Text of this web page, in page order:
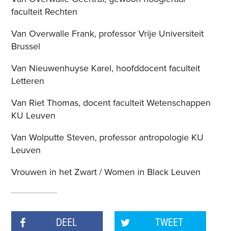
faculteit Rechten
Van Overwalle Frank, professor Vrije Universiteit
Brussel
Van Nieuwenhuyse Karel, hoofddocent faculteit
Letteren
Van Riet Thomas, docent faculteit Wetenschappen
KU Leuven
Van Wolputte Steven, professor antropologie KU
Leuven
Vrouwen in het Zwart / Women in Black Leuven
DEEL TWEET